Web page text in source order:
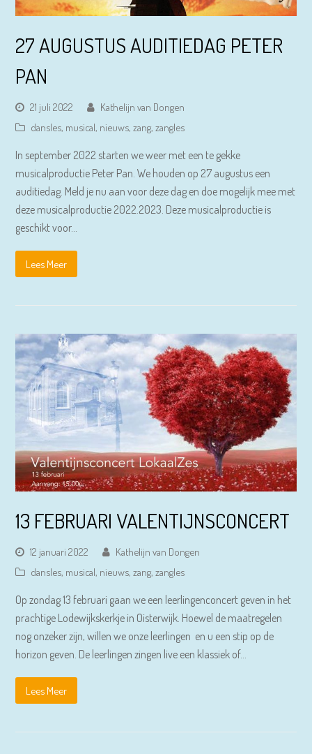
27 AUGUSTUS AUDITIEDAG PETER
PAN
21 juli 2022
Kathelijn van Dongen
dansles musical nieuws ,zang ,zangles
In september 2022 starten we weer met een te gekke
musicalproductie Peter Pan. We houden op 27 augustus een
auditiedag. Meld je nu aan voor deze dag en doe mogelijk mee met
deze musicalproductie 2022.2023. Deze musicalproductie is
geschikt voor…
Lees Meer
13 FEBRUARI VALENTIJNSCONCERT
12 januari 2022
Kathelijn van Dongen
dansles, musical, nieuws,zang,zangles
Op zondag 13 februari gaan we een leerlingenconcert geven in het
prachtige Lodewijkskerkje in Oisterwijk. Hoewel de maatregelen
nog onzeker zijn, willen we onze leerlingen en u een stip op de
horizon geven. De leerlingen zingen live een klassiek of…
Lees Meer